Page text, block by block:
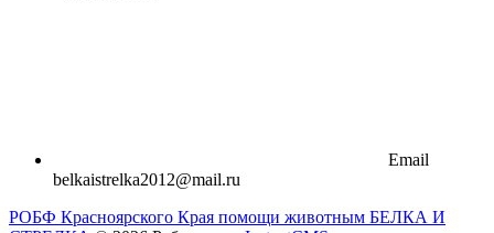
Email
belkaistrelka2012@mail.ru
РОБФ Красноярского Края помощи животным БЕЛКА И